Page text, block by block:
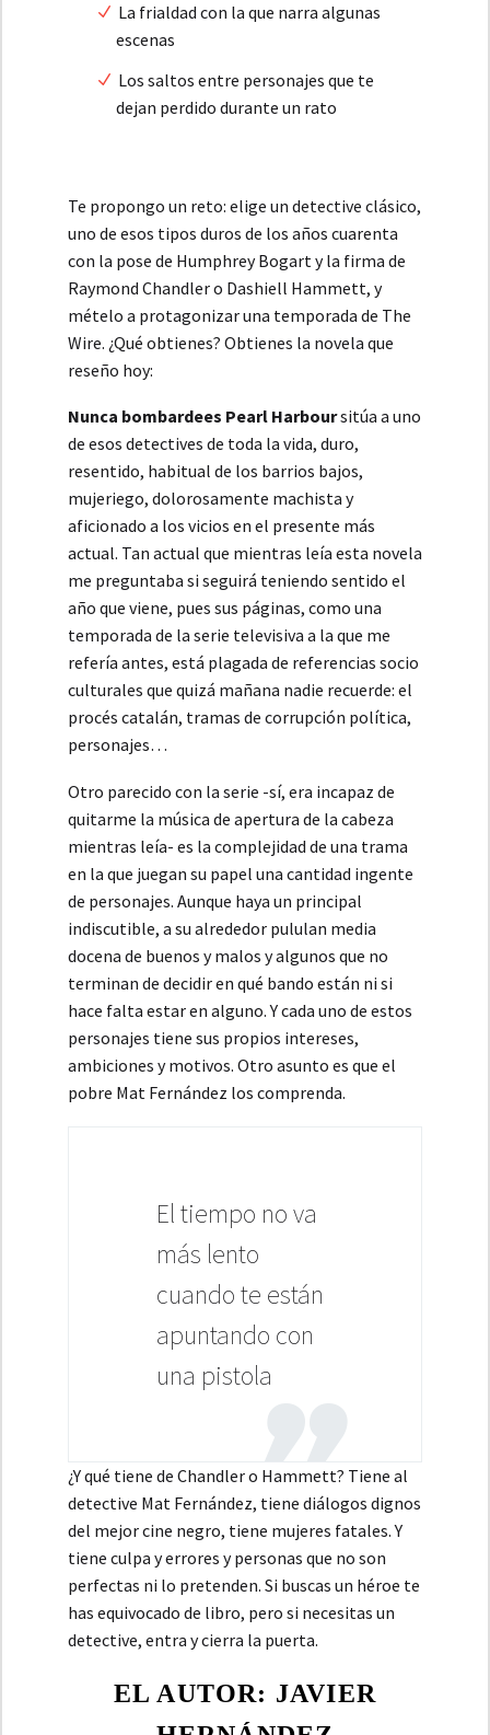
La frialdad con la que narra algunas
escenas
Los saltos entre personajes que te
dejan perdido durante un rato
Te propongo un reto: elige un detective clásico,
uno de esos tipos duros de los años cuarenta
con la pose de Humphrey Bogart y la firma de
Raymond Chandler o Dashiell Hammett, y
mételo a protagonizar una temporada de The
Wire. ¿Qué obtienes? Obtienes la novela que
reseño hoy:
Nunca bombardees Pearl Harboursitúa a uno
de esos detectives de toda la vida, duro,
resentido, habitual de los barrios bajos,
mujeriego, dolorosamente machista y
aficionado a los vicios en el presente más
actual. Tan actual que mientras leía esta novela
me preguntaba si seguirá teniendo sentido el
año que viene, pues sus páginas, como una
temporada de la serie televisiva a la que me
refería antes, está plagada de referencias socio
culturales que quizá mañana nadie recuerde: el
procés catalán, tramas de corrupción política,
personajes…
Otro parecido con la serie -sí, era incapaz de
quitarme la música de apertura de la cabeza
mientras leía- es la complejidad de una trama
en la que juegan su papel una cantidad ingente
de personajes. Aunque haya un principal
indiscutible, a su alrededor pululan media
docena de buenos y malos y algunos que no
terminan de decidir en qué bando están ni si
hace falta estar en alguno. Y cada uno de estos
personajes tiene sus propios intereses,
ambiciones y motivos. Otro asunto es que el
pobre Mat Fernández los comprenda.
El tiempo no va
más lento
cuando te están
apuntando con
una pistola
¿Y qué tiene de Chandler o Hammett? Tiene al
detective Mat Fernández, tiene diálogos dignos
del mejor cine negro, tiene mujeres fatales. Y
tiene culpa y errores y personas que no son
perfectas ni lo pretenden. Si buscas un héroe te
has equivocado de libro, pero si necesitas un
detective, entra y cierra la puerta.
EL AUTOR: JAVIER